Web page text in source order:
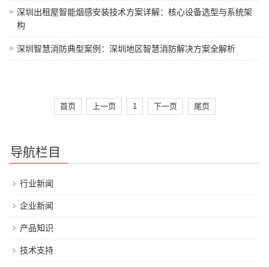
深圳出租屋智能烟感安装技术方案详解：核心设备选型与系统架
构
深圳智慧消防典型案例：深圳地区智慧消防解决方案全解析
首页 上一页 1 下一页 尾页
导航栏目
行业新闻
企业新闻
产品知识
技术支持